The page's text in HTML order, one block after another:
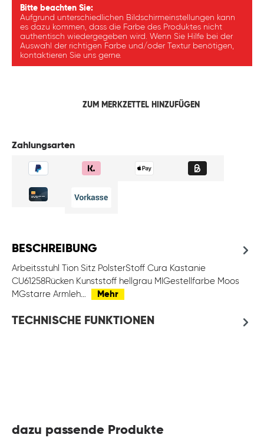
Bitte beachten Sie:
Aufgrund unterschiedlichen Bildschirmeinstellungen kann
es dazu kommen, dass die Farbe des Produktes nicht
authentisch wiedergegeben wird. Wenn Sie Hilfe bei der
Auswahl der richtigen Farbe und/oder Textur benötigen,
kontaktieren Sie uns gerne.
ZUM MERKZETTEL HINZUFÜGEN
Zahlungsarten
BESCHREIBUNG
Arbeitsstuhl Tion Sitz PolsterStoff Cura Kastanie
CU61258Rücken Kunststoff hellgrau MIGestellfarbe Moos
MGstarre Armleh…
Mehr
TECHNISCHE FUNKTIONEN
dazu passende Produkte